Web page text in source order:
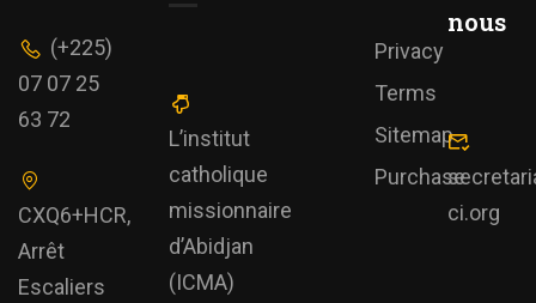
(+225)
07 07 25
63 72
CXQ6+HCR,
Arrêt
Escaliers
L’institut
catholique
missionnaire
d’Abidjan
(ICMA)
Privacy
Terms
Sitemap
Purchase
nous
ci.org